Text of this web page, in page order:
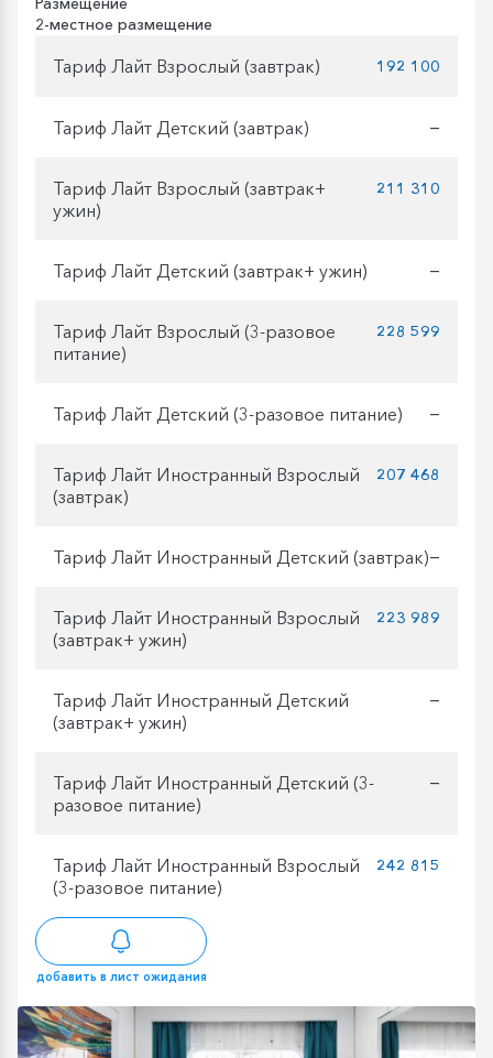
2-местное размещение
Тариф Лайт Взрослый (завтрак) 192 100
Тариф Лайт Детский (завтрак) —
Тариф Лайт Взрослый (завтрак+
ужин)
211 310
Тариф Лайт Детский (завтрак+ ужин) —
Тариф Лайт Взрослый (3-разовое
питание)
228 599
Тариф Лайт Детский (3-разовое питание) —
Тариф Лайт Иностранный Взрослый
(завтрак)
207 468
Тариф Лайт Иностранный Детский (завтрак)—
Тариф Лайт Иностранный Взрослый
(завтрак+ ужин)
223 989
Тариф Лайт Иностранный Детский
(завтрак+ ужин)
—
Тариф Лайт Иностранный Детский (3-
разовое питание)
—
Тариф Лайт Иностранный Взрослый
(3-разовое питание)
242 815
добавить в лист ожидания